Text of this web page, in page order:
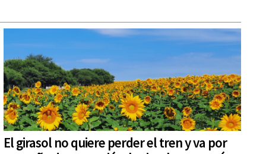
El girasol no quiere perder el tren y va por